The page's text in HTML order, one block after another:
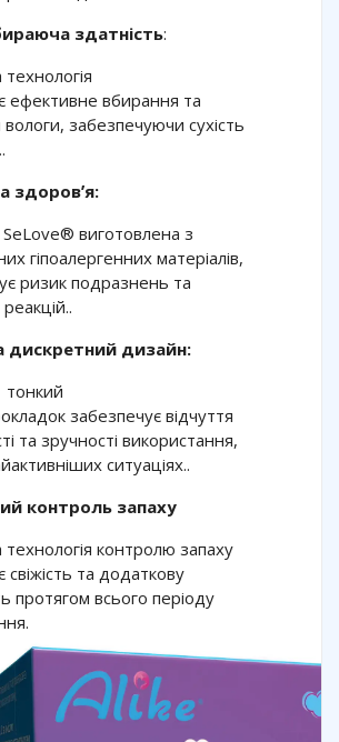
здатність:
ефективне вбирання та
забезпечуючи сухість
здоровʼя:
виготовлена з
гіпоалергенних матеріалів,
ризик подразнень та
дискретний дизайн:
тонкий
забезпечує відчуття
та зручності використання,
ситуаціях..
контроль запаху
контролю запаху
свіжість та додаткову
протягом всього періоду